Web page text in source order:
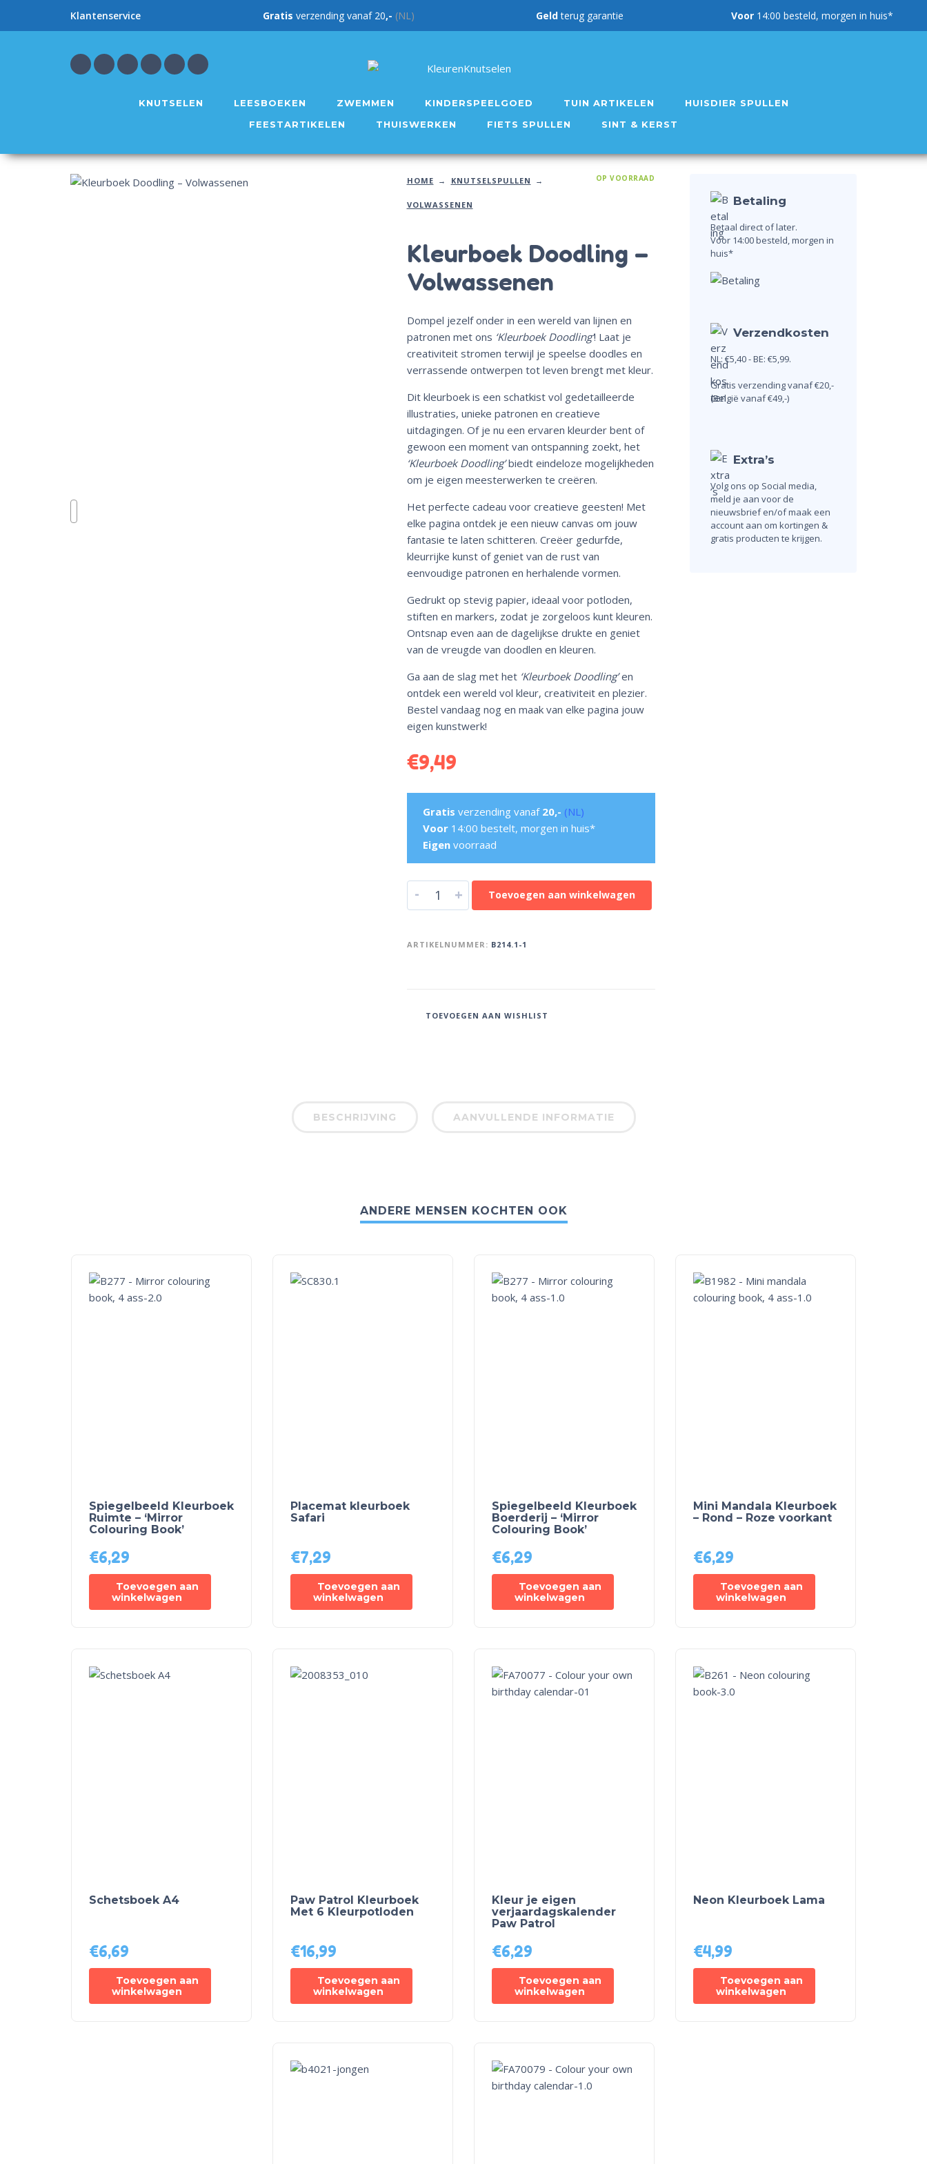
Klantenservice Gratis verzending vanaf 20,- (NL) Geldterug garantie Voor 14:00 besteld, morgen in huis*
KNUTSELEN LEESBOEKEN ZWEMMEN KINDERSPEELGOED TUIN ARTIKELEN
HUISDIER SPULLEN
FEESTARTIKELEN
THUISWERKEN FIETS SPULLEN SINT & KERST
HOME KNUTSELSPULLEN
VOLWASSENEN
OP VOORRAAD
Kleurboek Doodling –
Volwassenen
Dompel jezelf onder in een wereld van lijnen en
patronen met ons ‘Kleurboek Doodling’! Laat je
creativiteit stromen terwijl je speelse doodles en
verrassende ontwerpen tot leven brengt met kleur.
Dit kleurboek is een schatkist vol gedetailleerde
illustraties, unieke patronen en creatieve
uitdagingen. Of je nu een ervaren kleurder bent of
gewoon een moment van ontspanning zoekt, het
‘Kleurboek Doodling’biedt eindeloze mogelijkheden
om je eigen meesterwerken te creëren.
Het perfecte cadeau voor creatieve geesten! Met
elke pagina ontdek je een nieuw canvas om jouw
fantasie te laten schitteren. Creëer gedurfde,
kleurrijke kunst of geniet van de rust van
eenvoudige patronen en herhalende vormen.
Gedrukt op stevig papier, ideaal voor potloden,
stiften en markers, zodat je zorgeloos kunt kleuren.
Ontsnap even aan de dagelijkse drukte en geniet
van de vreugde van doodlen en kleuren.
Ga aan de slag met het ‘Kleurboek Doodling’en
ontdek een wereld vol kleur, creativiteit en plezier.
Bestel vandaag nog en maak van elke pagina jouw
eigen kunstwerk!
€9,49
Gratis verzending vanaf 20,- (NL)
Voor 14:00 bestelt, morgen in huis*
Eigen voorraad
- + Toevoegen aan winkelwagen
ARTIKELNUMMER: B214.1-1
TOEVOEGEN AAN WISHLIST
Betaling
Betaal direct of later.
Voor 14:00 besteld, morgen in
huis*
Verzendkosten
NL: €5,40 - BE: €5,99.
Gratis verzending vanaf €20,-
(België vanaf €49,-)
Extra’s
Volg ons op Social media,
meld je aan voor de
nieuwsbrief en/of maak een
account aan om kortingen &
gratis producten te krijgen.
BESCHRIJVING AANVULLENDE INFORMATIE
ANDERE MENSEN KOCHTEN OOK
Spiegelbeeld Kleurboek
Ruimte – ‘Mirror
Colouring Book’
€6,29
Toevoegen aan
winkelwagen
Placemat kleurboek
Safari
€7,29
Toevoegen aan
winkelwagen
Spiegelbeeld Kleurboek
Boerderij – ‘Mirror
Colouring Book’
€6,29
Toevoegen aan
winkelwagen
Mini Mandala Kleurboek
– Rond – Roze voorkant
€6,29
Toevoegen aan
winkelwagen
Schetsboek A4
€6,69
Toevoegen aan
winkelwagen
Paw Patrol Kleurboek
Met 6 Kleurpotloden
€16,99
Toevoegen aan
winkelwagen
Kleur je eigen
verjaardagskalender
Paw Patrol
€6,29
Toevoegen aan
winkelwagen
Neon Kleurboek Lama
€4,99
Toevoegen aan
winkelwagen